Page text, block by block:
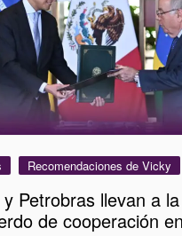
Recomendaciones de Vicky
Petrobras llevan a
de cooperación